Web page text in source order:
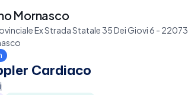
Mornasco
Ex Strada Statale 35 Dei Giovi 6 - 22073
Cardiaco